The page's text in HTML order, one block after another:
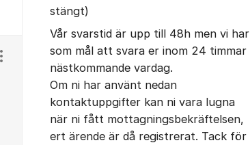
Visa/dölj inställningar för inlägg/kommentar
stängt)
Vår svarstid är upp till 48h men vi har
som mål att svara er inom 24 timmar
nästkommande vardag.
Om ni har använt nedan
kontaktuppgifter kan ni vara lugna
när ni fått mottagningsbekräftelsen,
ert ärende är då registrerat. Tack för